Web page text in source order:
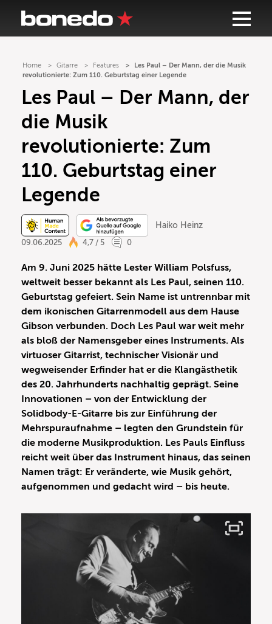
Home Gitarre Features
Les Paul – Der Mann, der die Musik
revolutionierte: Zum 110. Geburtstag einer Legende
Les Paul – Der Mann, der
die Musik
revolutionierte: Zum
110. Geburtstag einer
Legende
Haiko Heinz
09.06.2025
4,7 / 5 0
Am 9. Juni 2025 hätte Lester William Polsfuss,
weltweit besser bekannt als Les Paul, seinen 110.
Geburtstag gefeiert. Sein Name ist untrennbar mit
dem ikonischen Gitarrenmodell aus dem Hause
Gibson verbunden. Doch Les Paul war weit mehr
als bloß der Namensgeber eines Instruments. Als
virtuoser Gitarrist, technischer Visionär und
wegweisender Erfinder hat er die Klangästhetik
des 20. Jahrhunderts nachhaltig geprägt. Seine
Innovationen – von der Entwicklung der
Solidbody-E-Gitarre bis zur Einführung der
Mehrspuraufnahme – legten den Grundstein für
die moderne Musikproduktion. Les Pauls Einfluss
reicht weit über das Instrument hinaus, das seinen
Namen trägt: Er veränderte, wie Musik gehört,
aufgenommen und gedacht wird – bis heute.